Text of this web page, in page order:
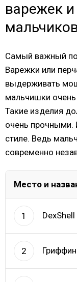
варежек
Самый важный
Варежки или
выдерживать
мальчишки
Такие изделия
очень прочными.
стиле. Ведь
современно
Место и
1 DexShell
2